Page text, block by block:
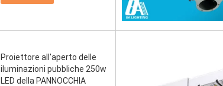
Proiettore all'aperto delle
iluminazioni pubbliche 250w
LED della PANNOCCHIA